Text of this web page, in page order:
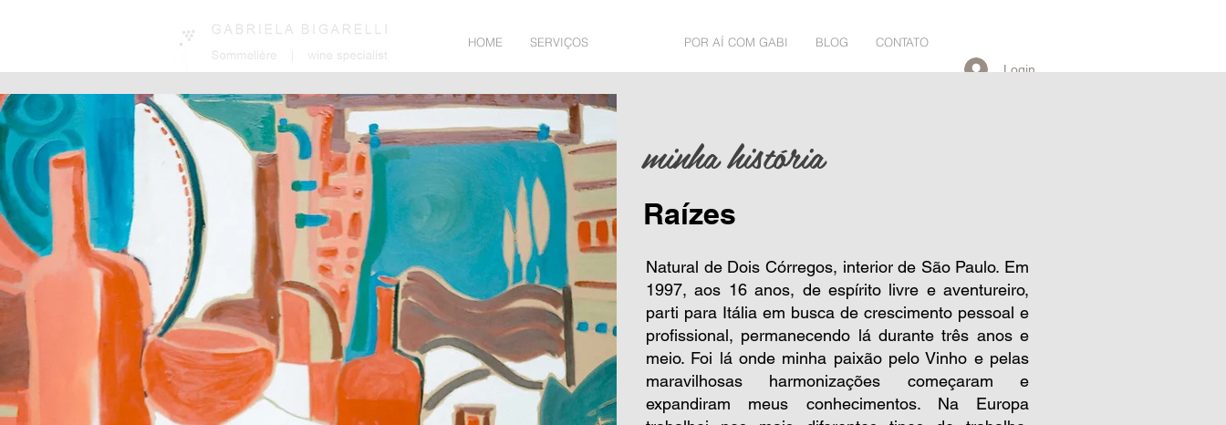
HOME SERVIÇOS POR AÍ COM GABI BLOG
CONTATO
Login
minha história
Raízes
Natural de Dois Córregos, interior de São Paulo. Em
1997, aos 16 anos, de espírito livre e aventureiro,
parti para Itália em busca de crescimento pessoal e
profissional, permanecendo lá durante três anos e
meio. Foi lá onde minha paixão pelo Vinho e pelas
maravilhosas harmonizações começaram e
expandiram meus conhecimentos. Na Europa